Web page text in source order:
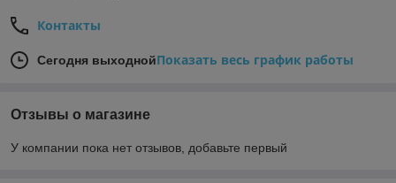
Контакты
Сегодня выходнойПоказать весь график работы
Отзывы о магазине
У компании пока нет отзывов, добавьте первый